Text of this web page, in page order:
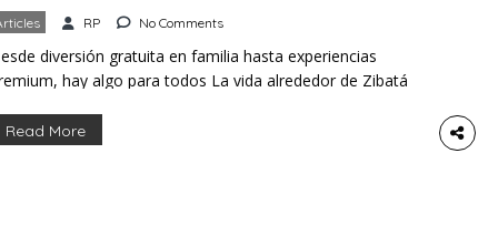
RP No Comments
diversión gratuita en familia hasta experiencias
hay algo para todos La vida alrededor de Zibatá
que sorprende. Ubicada en el norte de Querétaro,
Read More